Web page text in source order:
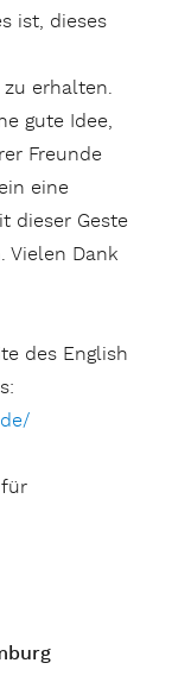
ist, dieses
erhalten.
gute Idee,
Freunde
eine
dieser Geste
Vielen Dank
des English